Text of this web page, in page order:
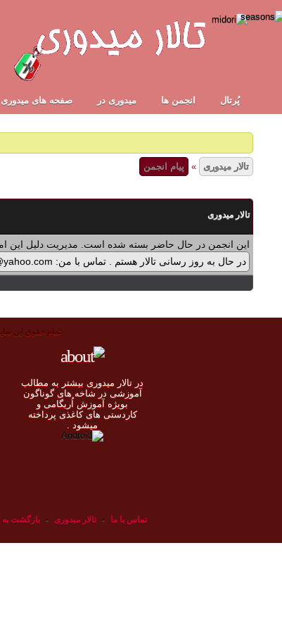
پُرتال انجمن ها ميدوری در صفحه های میدوری
تالار میدوری » پیام انجمن
تالار میدوری
این انجمن در حال حاضر بسته شده است. مدیریت دلیل این
در حال به روز رسانی تالار هستم . تماس با من: midorinco@yahoo.com تماس از طریق واتس اپ (آیکون سمت چپ - بالای تالار) در پرداخت پولی برنامه ها اشکالی پیش آمده که در حال بازنویسی آن هستم .
تمام حقوق اين
در تالار میدوری بيشتر به مطالب
آموزشی در شاخه های گوناگون
بویژه آموزش اُريگامی و
کاردستی های کاغذی پرداخته
ميشود .
تماس با ما - تالار میدوری - بازگشت به